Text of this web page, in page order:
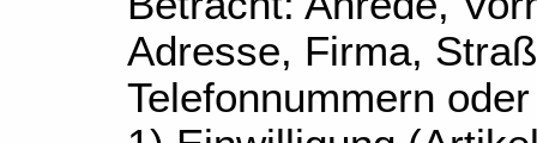
Adresse, Firma,
Telefonnummern